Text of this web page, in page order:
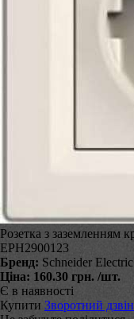
Розетка з заземленням
EPH2900123
Бренд: Schneider Electric
Ціна: 160.30 грн. /шт.
Є в наявності
Купити Зворотний